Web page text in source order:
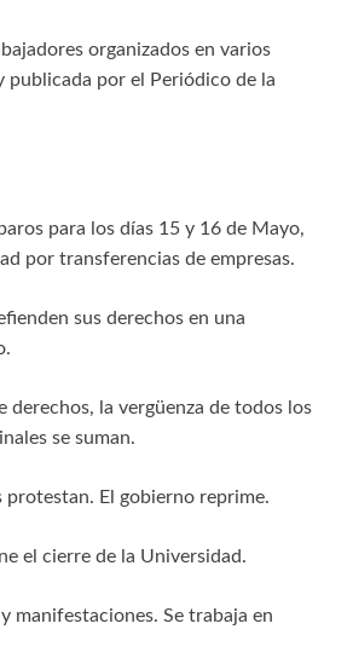
organizados en varios
por el Periódico de la
para los días 15 y 16 de Mayo,
por transferencias de empresas.
sus derechos en una
derechos, la vergüenza de todos los
se suman.
protestan. El gobierno reprime.
el cierre de la Universidad.
manifestaciones. Se trabaja en